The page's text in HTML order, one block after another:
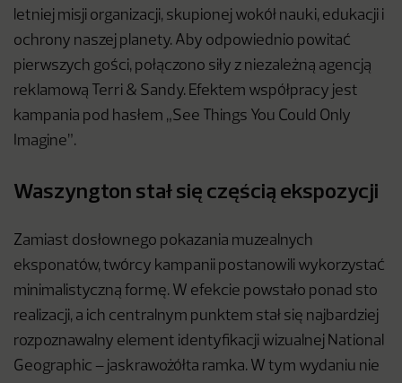
letniej misji organizacji, skupionej wokół nauki, edukacji i
ochrony naszej planety. Aby odpowiednio powitać
pierwszych gości, połączono siły z niezależną agencją
reklamową Terri & Sandy. Efektem współpracy jest
kampania pod hasłem „See Things You Could Only
Imagine”.
Waszyngton stał się częścią ekspozycji
Zamiast dosłownego pokazania muzealnych
eksponatów, twórcy kampanii postanowili wykorzystać
minimalistyczną formę. W efekcie powstało ponad sto
realizacji, a ich centralnym punktem stał się najbardziej
rozpoznawalny element identyfikacji wizualnej National
Geographic – jaskrawożółta ramka. W tym wydaniu nie